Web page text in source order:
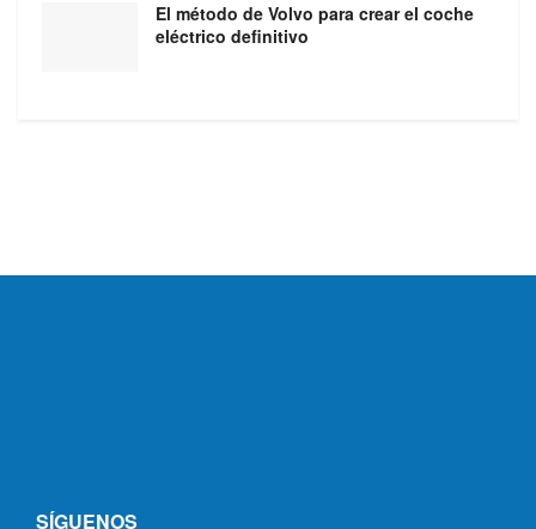
El método de Volvo para crear el coche
eléctrico definitivo
SÍGUENOS